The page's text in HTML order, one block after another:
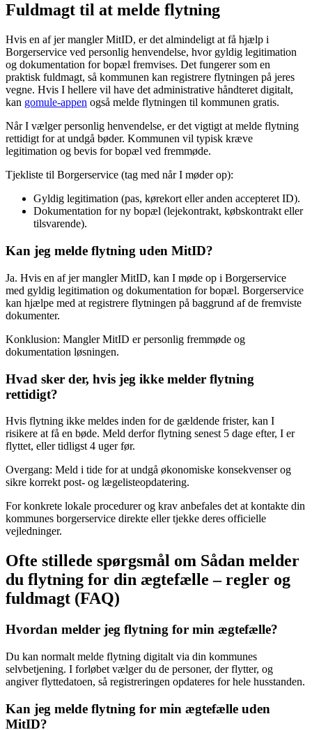
Fuldmagt til at melde flytning
Hvis en af jer mangler MitID, er det almindeligt at få hjælp i
Borgerservice ved personlig henvendelse, hvor gyldig legitimation
og dokumentation for bopæl fremvises. Det fungerer som en
praktisk fuldmagt, så kommunen kan registrere flytningen på jeres
vegne. Hvis I hellere vil have det administrative håndteret digitalt,
kan gomule-appen også melde flytningen til kommunen gratis.
Når I vælger personlig henvendelse, er det vigtigt at melde flytning
rettidigt for at undgå bøder. Kommunen vil typisk kræve
legitimation og bevis for bopæl ved fremmøde.
Tjekliste til Borgerservice (tag med når I møder op):
Gyldig legitimation (pas, kørekort eller anden accepteret ID).
Dokumentation for ny bopæl (lejekontrakt, købskontrakt eller
tilsvarende).
Kan jeg melde flytning uden MitID?
Ja. Hvis en af jer mangler MitID, kan I møde op i Borgerservice
med gyldig legitimation og dokumentation for bopæl. Borgerservice
kan hjælpe med at registrere flytningen på baggrund af de fremviste
dokumenter.
Konklusion: Mangler MitID er personlig fremmøde og
dokumentation løsningen.
Hvad sker der, hvis jeg ikke melder flytning
rettidigt?
Hvis flytning ikke meldes inden for de gældende frister, kan I
risikere at få en bøde. Meld derfor flytning senest 5 dage efter, I er
flyttet, eller tidligst 4 uger før.
Overgang: Meld i tide for at undgå økonomiske konsekvenser og
sikre korrekt post- og lægelisteopdatering.
For konkrete lokale procedurer og krav anbefales det at kontakte din
kommunes borgerservice direkte eller tjekke deres officielle
vejledninger.
Ofte stillede spørgsmål om Sådan melder
du flytning for din ægtefælle – regler og
fuldmagt (FAQ)
Hvordan melder jeg flytning for min ægtefælle?
Du kan normalt melde flytning digitalt via din kommunes
selvbetjening. I forløbet vælger du de personer, der flytter, og
angiver flyttedatoen, så registreringen opdateres for hele husstanden.
Kan jeg melde flytning for min ægtefælle uden
MitID?